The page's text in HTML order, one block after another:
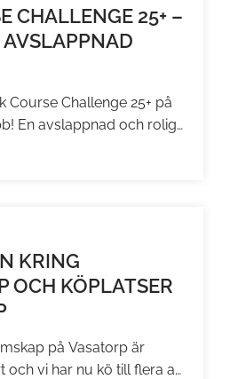
[…]
CHALLENGE 25+ –
Course Challenge 25+ på
En avslappnad och rolig
för dig med 25+ i
runda tillsammans,
[…]
KRING
OCH KÖPLATSER
på Vasatorp är
och vi har nu kö till flera av